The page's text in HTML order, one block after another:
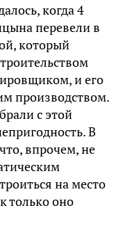
когда 4
перевели в
который
и его
производством.
с этой
В
впрочем, не
на место
только оно